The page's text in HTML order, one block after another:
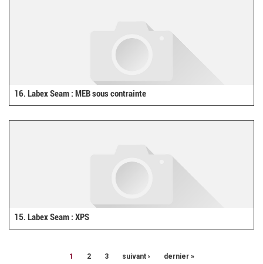
16. Labex Seam : MEB sous contrainte
15. Labex Seam : XPS
1 2 3 suivant › dernier »